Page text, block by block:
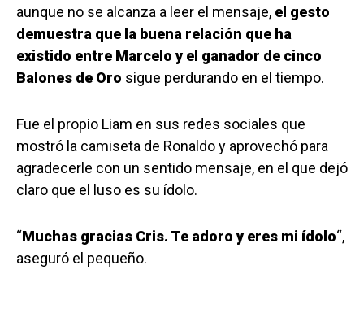
aunque no se alcanza a leer el mensaje, el gesto
demuestra que la buena relación que ha
existido entre Marcelo y el ganador de cinco
Balones de Oro sigue perdurando en el tiempo.
Fue el propio Liam en sus redes sociales que
mostró la camiseta de Ronaldo y aprovechó para
agradecerle con un sentido mensaje, en el que dejó
claro que el luso es su ídolo.
“Muchas gracias Cris. Te adoro y eres mi ídolo“,
aseguró el pequeño.